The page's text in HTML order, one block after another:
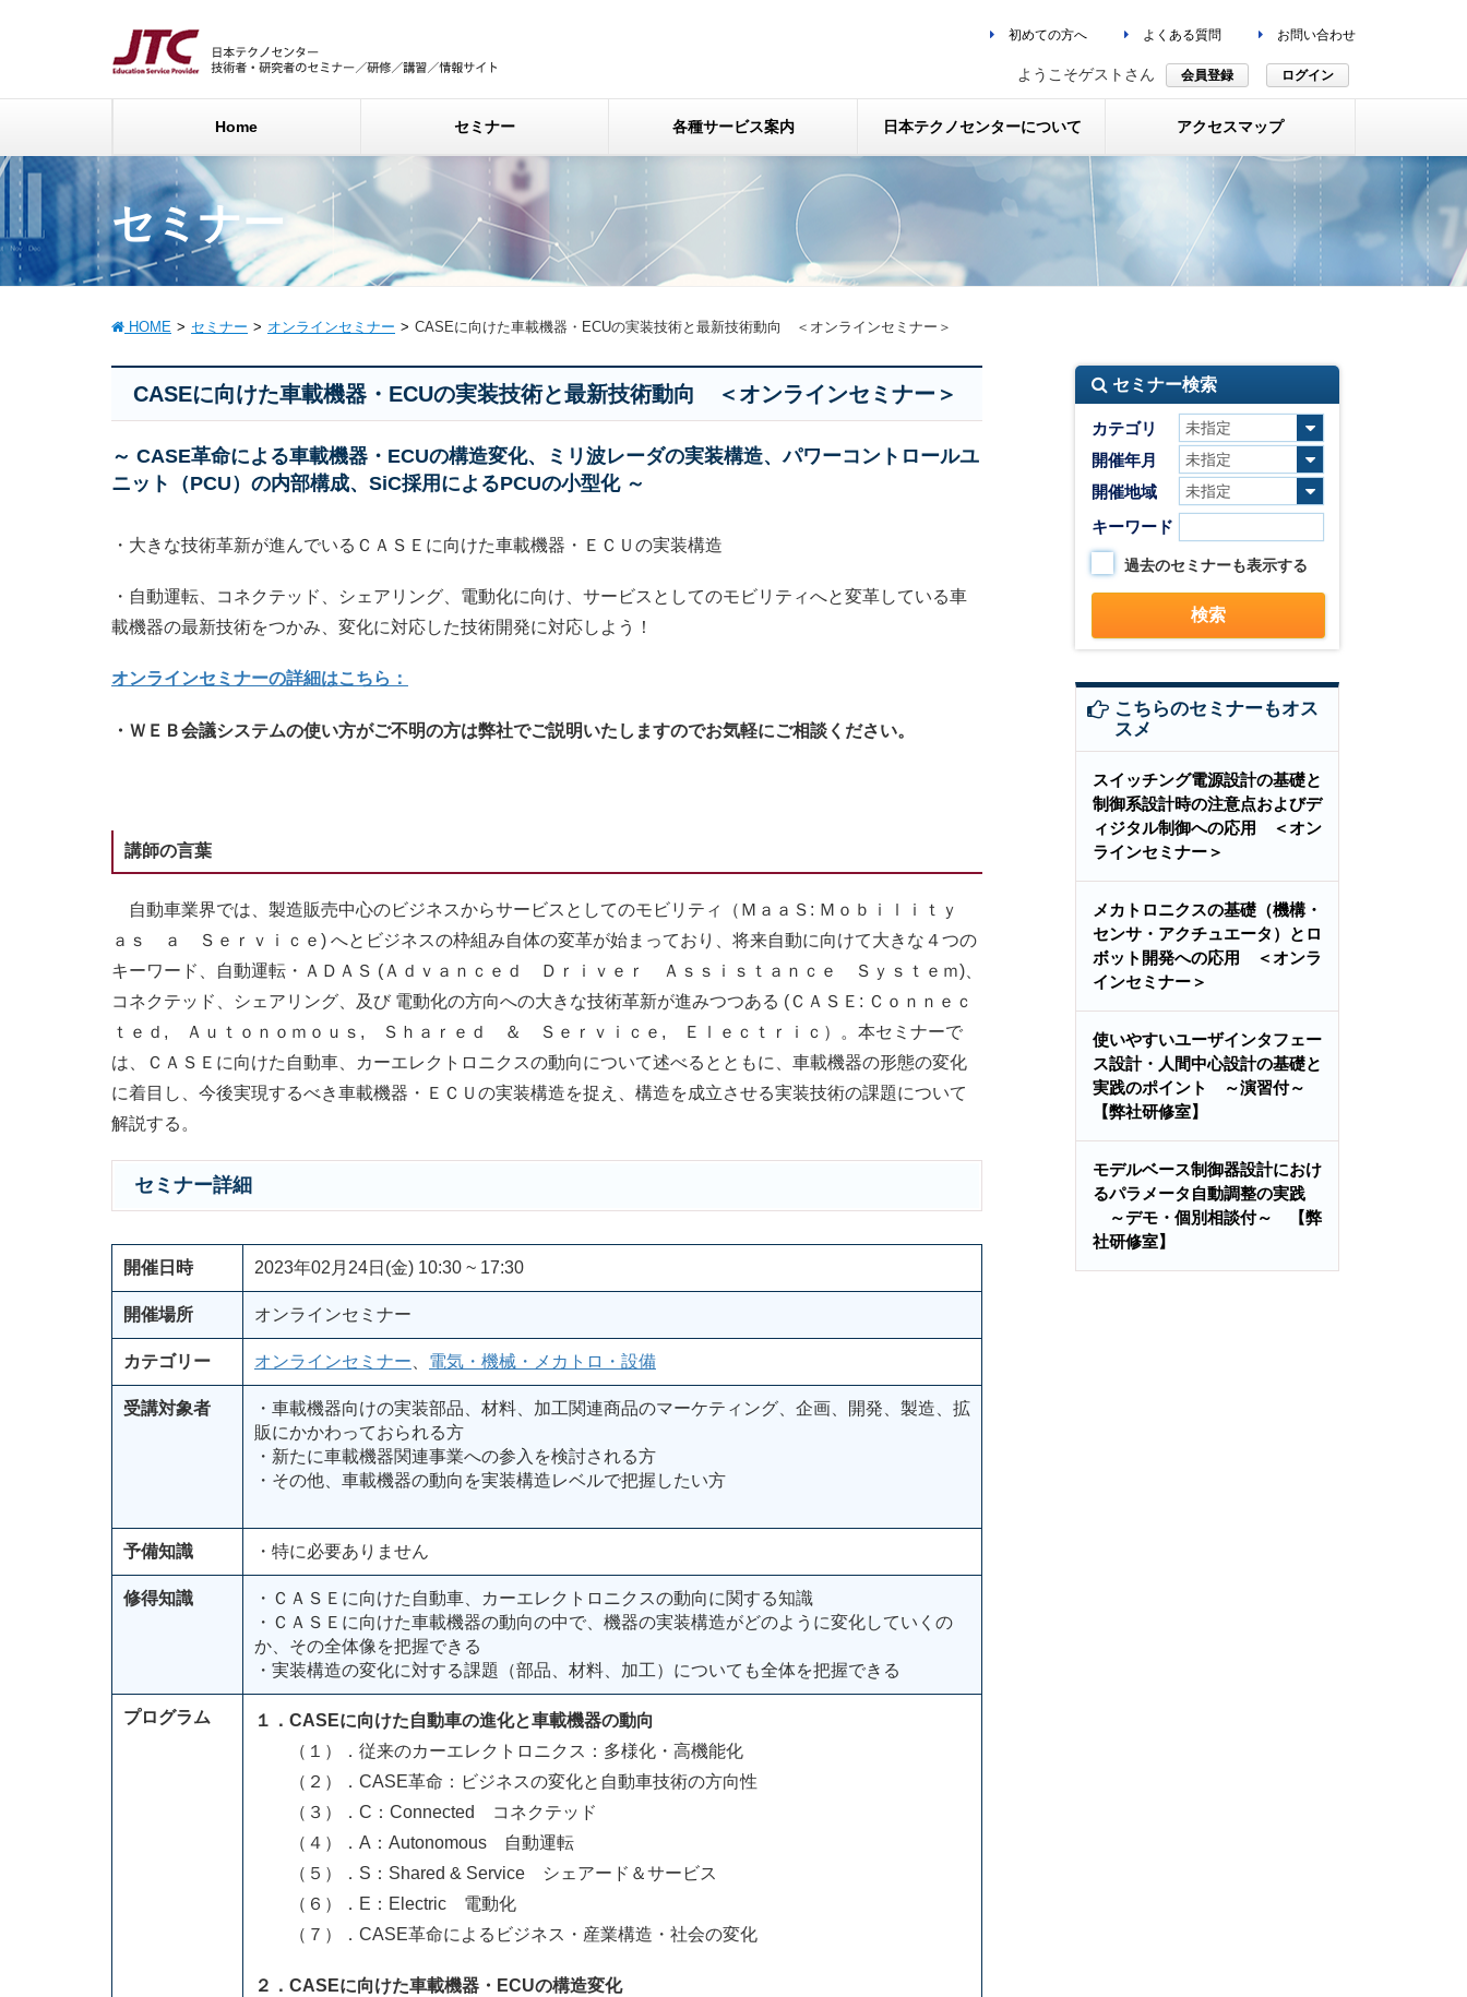
初めての方へ よくある質問 お問い合わせ
ようこそゲストさん 会員登録 ログイン
Home セミナー 各種サービス案内 日本テクノセンターについて アクセスマップ
セミナー
HOME セミナー オンラインセミナー CASEに向けた車載機器・ECUの実装技術と最新技術動向 ＜オンラインセミナー＞
CASEに向けた車載機器・ECUの実装技術と最新技術動向 ＜オンラインセミナー＞
～ CASE革命による車載機器・ECUの構造変化、ミリ波レーダの実装構造、パワーコントロールユ
ニット（PCU）の内部構成、SiC採用によるPCUの小型化 ～
・大きな技術革新が進んでいるＣＡＳＥに向けた車載機器・ＥＣＵの実装構造
・自動運転、コネクテッド、シェアリング、電動化に向け、サービスとしてのモビリティへと変革している車
載機器の最新技術をつかみ、変化に対応した技術開発に対応しよう！
オンラインセミナーの詳細はこちら：
・ＷＥＢ会議システムの使い方がご不明の方は弊社でご説明いたしますのでお気軽にご相談ください。
講師の言葉
自動車業界では、製造販売中心のビジネスからサービスとしてのモビリティ（ＭａａＳ: Ｍｏｂｉｌｉｔｙ
ａｓ ａ Ｓｅｒｖｉｃｅ) へとビジネスの枠組み自体の変革が始まっており、将来自動に向けて大きな４つの
キーワード、自動運転・ＡＤＡＳ (Ａｄｖａｎｃｅｄ Ｄｒｉｖｅｒ Ａｓｓｉｓｔａｎｃｅ Ｓｙｓｔｅｍ)、
コネクテッド、シェアリング、及び 電動化の方向への大きな技術革新が進みつつある (ＣＡＳＥ: Ｃｏｎｎｅｃ
ｔｅｄ, Ａｕｔｏｎｏｍｏｕｓ, Ｓｈａｒｅｄ ＆ Ｓｅｒｖｉｃｅ, Ｅｌｅｃｔｒｉｃ）。本セミナーで
は、ＣＡＳＥに向けた自動車、カーエレクトロニクスの動向について述べるとともに、車載機器の形態の変化
に着目し、今後実現するべき車載機器・ＥＣＵの実装構造を捉え、構造を成立させる実装技術の課題について
解説する。
セミナー詳細
開催日時 2023年02月24日(金) 10:30 ~ 17:30
開催場所 オンラインセミナー
カテゴリー オンラインセミナー 電気・機械・メカトロ・設備
受講対象者
・車載機器向けの実装部品、材料、加工関連商品のマーケティング、企画、開発、製造、拡
販にかかわっておられる方
・新たに車載機器関連事業への参入を検討される方
・その他、車載機器の動向を実装構造レベルで把握したい方
予備知識 ・特に必要ありません
修得知識
・ＣＡＳＥに向けた自動車、カーエレクトロニクスの動向に関する知識
・ＣＡＳＥに向けた車載機器の動向の中で、機器の実装構造がどのように変化していくの
か、その全体像を把握できる
・実装構造の変化に対する課題（部品、材料、加工）についても全体を把握できる
プログラム
１．CASEに向けた自動車の進化と車載機器の動向
（１）．従来のカーエレクトロニクス：多様化・高機能化
（２）．CASE革命：ビジネスの変化と自動車技術の方向性
（３）．C：Connected コネクテッド
（４）．A：Autonomous 自動運転
（５）．S：Shared & Service シェアード＆サービス
（６）．E：Electric 電動化
（７）．CASE革命によるビジネス・産業構造・社会の変化
２．CASEに向けた車載機器・ECUの構造変化
セミナー検索
カテゴリ
開催年月
開催地域
キーワード
過去のセミナーも表示する
こちらのセミナーもオス
スメ
スイッチング電源設計の基礎と
制御系設計時の注意点およびデ
ィジタル制御への応用 ＜オン
ラインセミナー＞
メカトロニクスの基礎（機構・
センサ・アクチュエータ）とロ
ボット開発への応用 ＜オンラ
インセミナー＞
使いやすいユーザインタフェー
ス設計・人間中心設計の基礎と
実践のポイント ～演習付～
【弊社研修室】
モデルベース制御器設計におけ
るパラメータ自動調整の実践
～デモ・個別相談付～ 【弊
社研修室】